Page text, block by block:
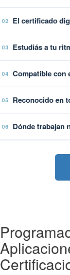
02 El certificado
03 Estudiás a tu
04 Compatible con
05 Reconocido en
06 Dónde trabajan